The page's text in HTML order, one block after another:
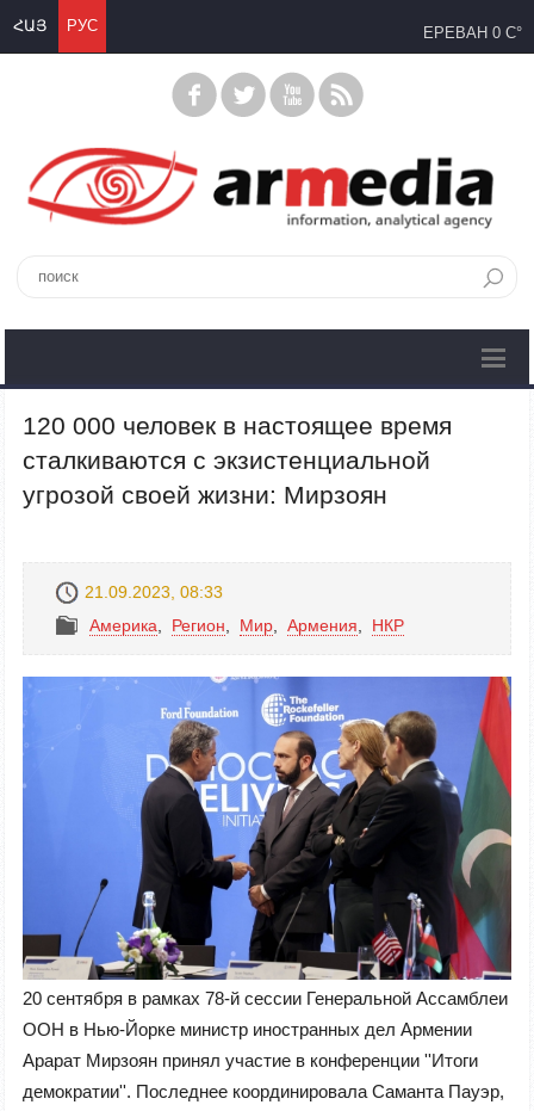
ՀԱՅ РУС ЕРЕВАН 0 C°
120 000 человек в настоящее время
сталкиваются с экзистенциальной
угрозой своей жизни: Мирзоян
21.09.2023, 08:33
Америка
Регион Mир Армения НКР
20 сентября в рамках 78-й сессии Генеральной Ассамблеи
ООН в Нью-Йорке министр иностранных дел Армении
Арарат Мирзоян принял участие в конференции ''Итоги
демократии''. Последнее координировала Саманта Пауэр,